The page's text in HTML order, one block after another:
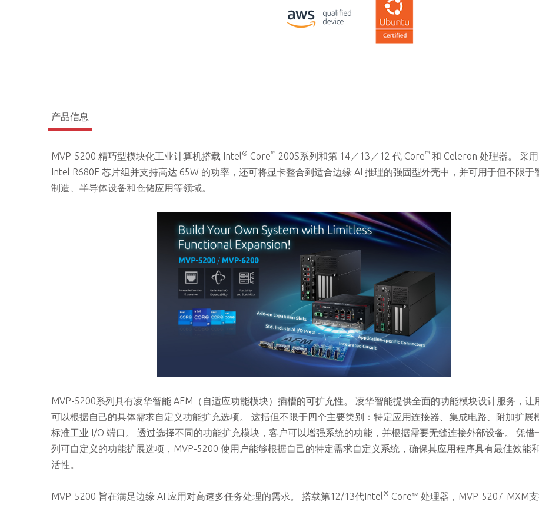
产品信息
MVP-5200 精巧型模块化工业计算机搭载 Intel® Core™ 200S系列和第 14／13／12 代 Core™ 和 Celeron 处理器。 采用
Intel R680E 芯片组并支持高达 65W 的功率，还可将显卡整合到适合边缘 AI 推理的强固型外壳中，并可用于但不限于
制造、半导体设备和仓储应用等领域。
MVP-5200系列具有凌华智能 AFM（自适应功能模块）插槽的可扩充性。 凌华智能提供全面的功能模块设计服务，让
可以根据自己的具体需求自定义功能扩充选项。 这括但不限于四个主要类别：特定应用连接器、集成电路、附加扩展
标准工业 I/O 端口。 透过选择不同的功能扩充模块，客户可以增强系统的功能，并根据需要无缝连接外部设备。 凭借
列可自定义的功能扩展选项，MVP-5200 使用户能够根据自己的特定需求自定义系统，确保其应用程序具有最佳效能
活性。
MVP-5200 旨在满足边缘 AI 应用对高速多任务处理的需求。 搭载第12/13代Intel® Core™ 处理器，MVP-5207-MXM